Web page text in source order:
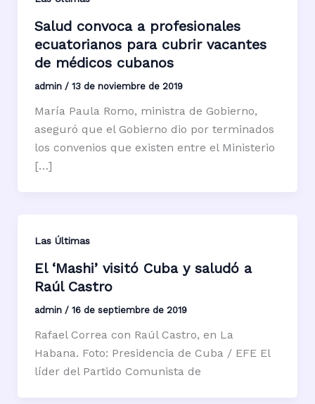
Salud convoca a profesionales
ecuatorianos para cubrir vacantes
de médicos cubanos
admin / 13 de noviembre de 2019
María Paula Romo, ministra de Gobierno,
aseguró que el Gobierno dio por terminados
los convenios que existen entre el Ministerio
[…]
Las Últimas
El ‘Mashi’ visitó Cuba y saludó a
Raúl Castro
admin / 16 de septiembre de 2019
Rafael Correa con Raúl Castro, en La
Habana. Foto: Presidencia de Cuba / EFE El
líder del Partido Comunista de